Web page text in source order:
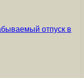
отпуск в